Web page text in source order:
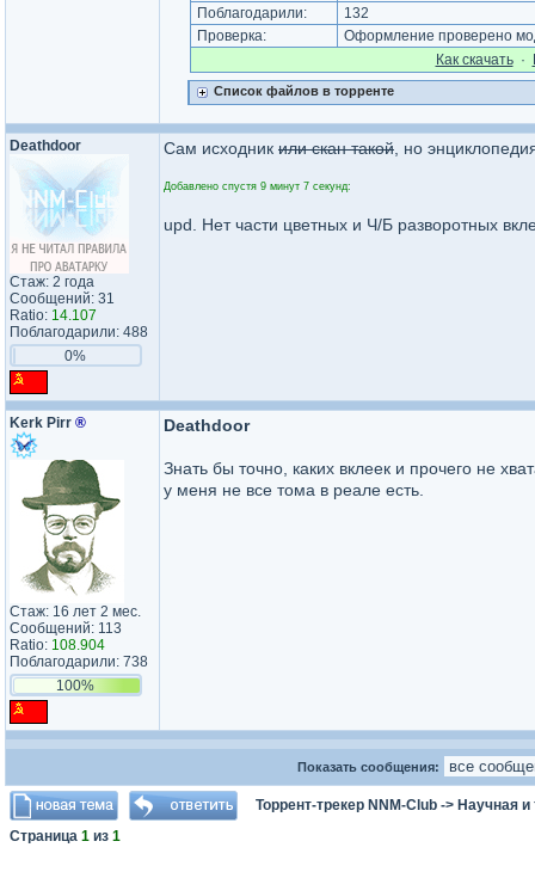
Поблагодарили:
132
Проверка:
Оформление проверено
Как cкачать·
Список файлов в торренте
Deathdoor
Стаж: 2 года
Сообщений: 31
Ratio: 14.107
Поблагодарили: 488
0%
Сам исходник или скан такой , но
Добавлено спустя 9 минут 7 секунд:
upd. Нет части цветных и Ч/Б разворотных
Kerk Pirr ®
Стаж: 16 лет 2 мес.
Сообщений: 113
Ratio: 108.904
Поблагодарили: 738
100%
Deathdoor
Знать бы точно, каких вклеек и прочего не
у меня не все тома в реале есть.
Показать сообщения:
Торрент-трекер NNM-Club -> Научная и
Страница 1 из 1